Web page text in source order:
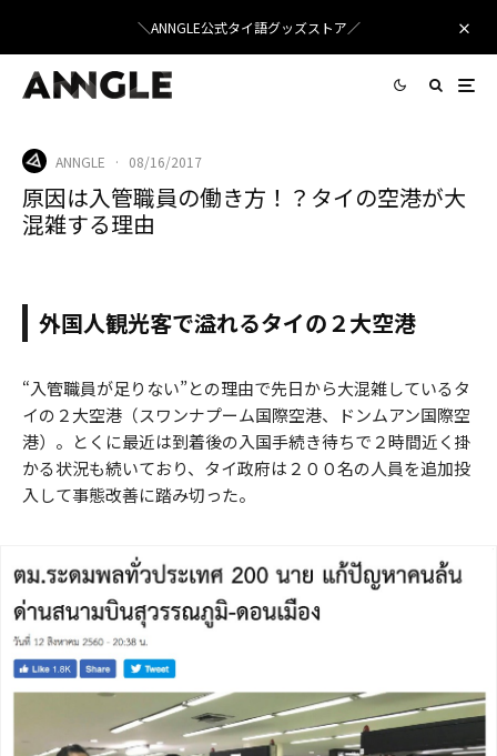
＼ANNGLE公式タイ語グッズストア／
ANNGLE · 08/16/2017
原因は入管職員の働き方！？タイの空港が大
混雑する理由
外国人観光客で溢れるタイの２大空港
“入管職員が足りない”との理由で先日から大混雑しているタ
イの２大空港（スワンナプーム国際空港、ドンムアン国際空
港）。とくに最近は到着後の入国手続き待ちで２時間近く掛
かる状況も続いており、タイ政府は２００名の人員を追加投
入して事態改善に踏み切った。